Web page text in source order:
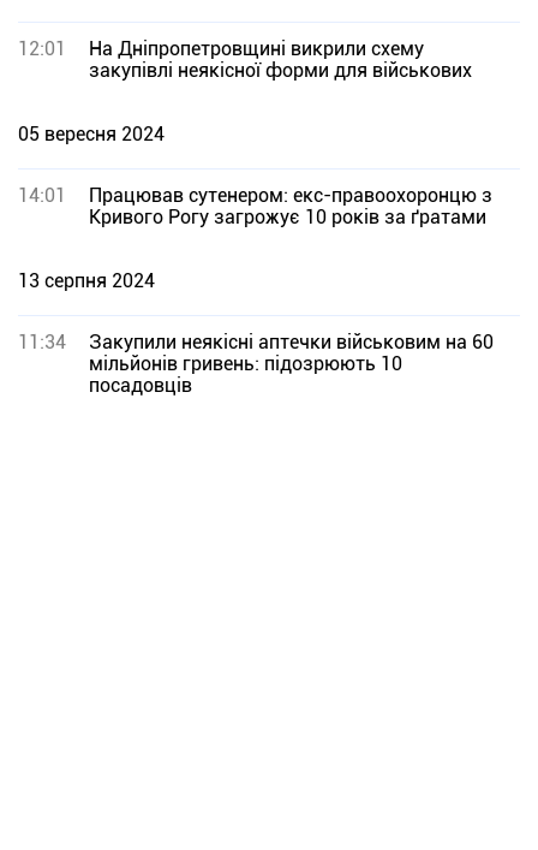
12:01
На Дніпропетровщині викрили схему
закупівлі неякісної форми для військових
05 вересня 2024
14:01
Працював сутенером: екс-правоохоронцю з
Кривого Рогу загрожує 10 років за ґратами
13 серпня 2024
11:34
Закупили неякісні аптечки військовим на 60
мільйонів гривень: підозрюють 10
посадовців